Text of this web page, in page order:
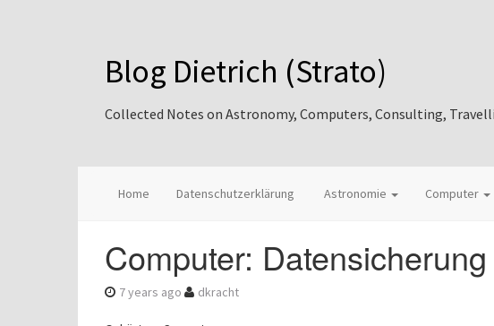
Blog Dietrich (Strato)
Collected Notes on Astronomy, Computers, Consulting,
Home Datenschutzerklärung Astronomie Computer
Computer:
7 years ago dkracht